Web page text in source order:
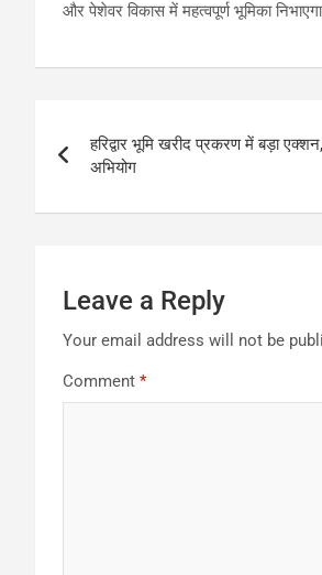
और पेशेवर विकास में महत्वपूर्ण भूमिका
navigation
हरिद्वार भूमि खरीद प्रकरण में बड़ा
अभियोग
Leave a Reply
Your email address will not be
Comment *